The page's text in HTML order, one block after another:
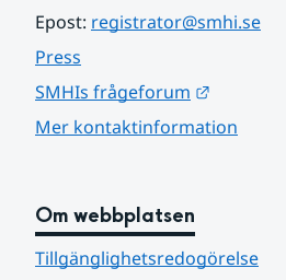
Epost: registrator@smhi.se
Press
SMHIs frågeforum
Mer kontaktinformation
Om webbplatsen
Tillgänglighetsredogörelse